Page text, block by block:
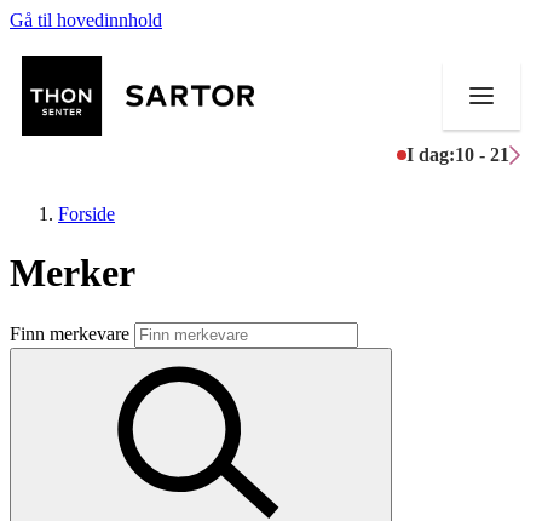
Gå til hovedinnhold
I dag:10 - 21
Butikker
Mat og drikke
Aktiviteter
Forside
Merker
Finn merkevare